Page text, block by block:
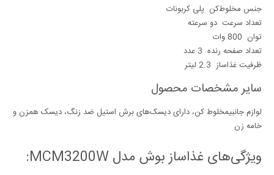
جنس مخلوط‌کن پلی کربونات
تعداد سرعت دو سرعته
توان 800 وات
تعداد صفحه رنده 3 عدد
ظرفیت غذاساز 2.3 لیتر
سایر مشخصات محصول
لوازم جانبیمخلوط کن، دارای دیسک‌های برش استیل ضد زنگ، دیسک همزن و
خامه زن
ویژگی‌های غذاساز بوش مدل MCM3200W: